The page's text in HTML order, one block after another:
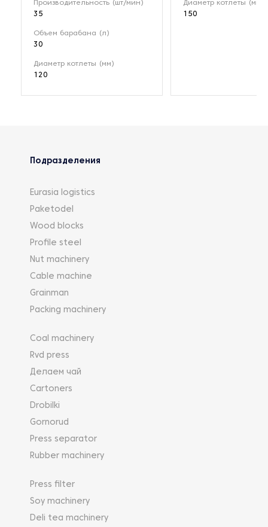
Производительность (шт/мин)
35
Объем барабана (л)
30
Диаметр котлеты (мм)
120
Диаметр котлеты (мм)
150
Подразделения
Eurasia logistics
Paketodel
Wood blocks
Profile steel
Nut machinery
Cable machine
Grainman
Packing machinery
Coal machinery
Rvd press
Делаем чай
Cartoners
Drobilki
Gornorud
Press separator
Rubber machinery
Press filter
Soy machinery
Deli tea machinery